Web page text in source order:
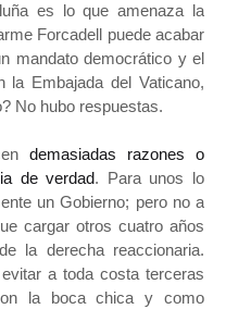
es lo que amenaza la
Forcadell puede acabar
mandato democrático y el
la Embajada del Vaticano,
No hubo respuestas.
demasiadas razones o
de verdad. Para unos lo
un Gobierno; pero no a
cargar otros cuatro años
la derecha reaccionaria.
a toda costa terceras
la boca chica y como